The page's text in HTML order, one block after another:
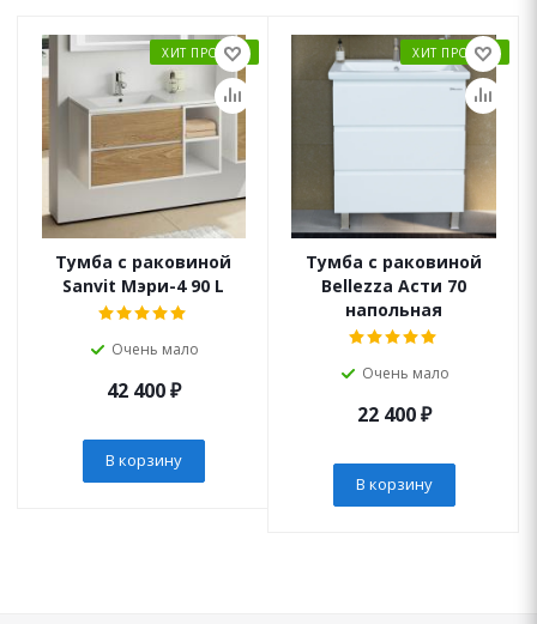
ХИТ ПРОДАЖ
Тумба с раковиной
Sanvit Мэри-4 90 L
Очень мало
42 400₽
В корзину
ХИТ ПРОДАЖ
Тумба с раковиной
Bellezza Асти 70
напольная
Очень мало
22 400₽
В корзину